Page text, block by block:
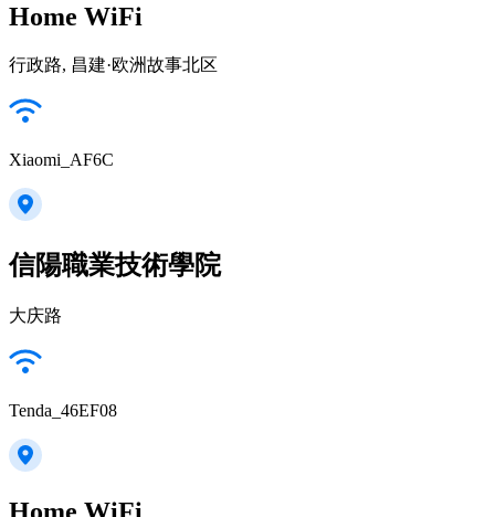
Home WiFi
行政路, 昌建·欧洲故事北区
Xiaomi_AF6C
信陽職業技術學院
大庆路
Tenda_46EF08